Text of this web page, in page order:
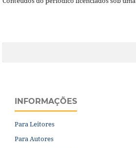
INFORMAÇÕES
Para Leitores
Para Autores